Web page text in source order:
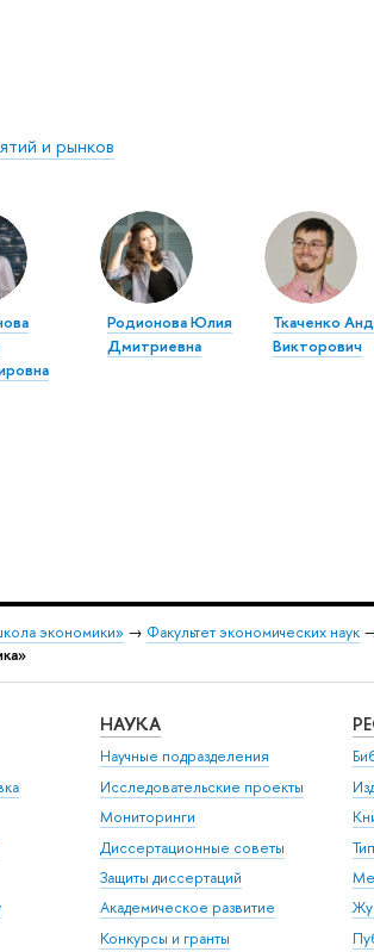
и рынков
Родионова Юлия
Дмитриевна
Ткаченко
Викторович
экономики» → Факультет экономических наук
НАУКА
Научные подразделения
Исследовательские проекты
Мониторинги
Диссертационные советы
Защиты диссертаций
Академическое развитие
Конкурсы и гранты